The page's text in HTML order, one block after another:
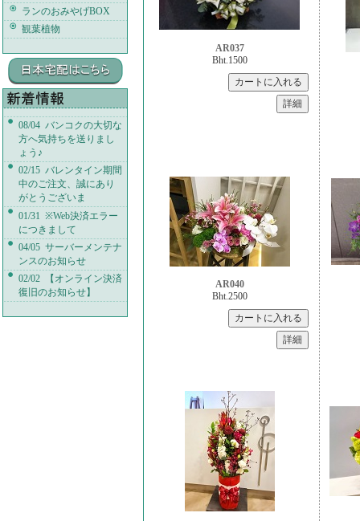
ランのおみやげBOX
観葉植物
08/04 バンコクの大切な
方へ気持ちを送りまし
ょう♪
02/15 バレンタイン期間
中のご注文、誠にあり
がとうございま
01/31 ※Web決済エラー
につきまして
04/05 サーバーメンテナ
ンスのお知らせ
02/02 【オンライン決済
復旧のお知らせ】
AR037
Bht.1500
AR040
Bht.2500